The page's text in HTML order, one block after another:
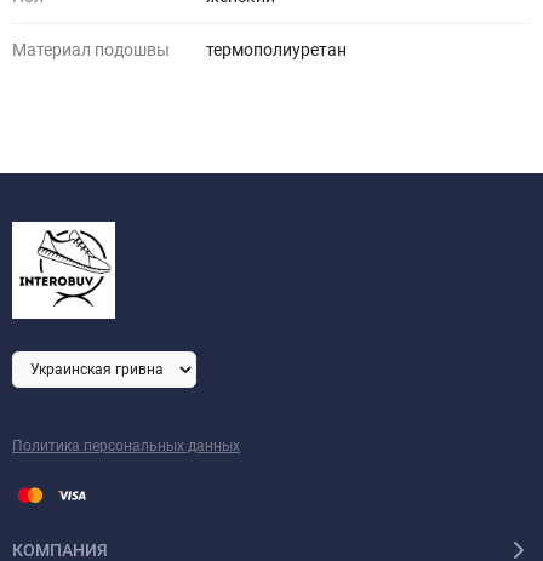
Материал подошвы термополиуретан
Политика персональных данных
КОМПАНИЯ